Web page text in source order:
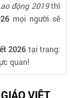
động 2019thì
mọi người sẽ
2026 tại trang:
quan!
VIỆT